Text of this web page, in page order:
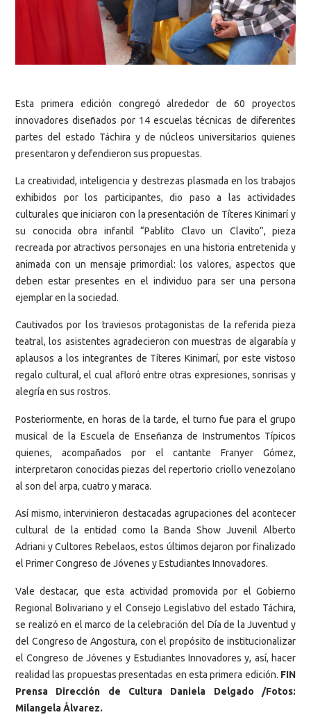
Esta primera edición congregó alrededor de 60 proyectos
innovadores diseñados por 14 escuelas técnicas de diferentes
partes del estado Táchira y de núcleos universitarios quienes
presentaron y defendieron sus propuestas.
La creatividad, inteligencia y destrezas plasmada en los trabajos
exhibidos por los participantes, dio paso a las actividades
culturales que iniciaron con la presentación de Títeres Kinimarí y
su conocida obra infantil “Pablito Clavo un Clavito”, pieza
recreada por atractivos personajes en una historia entretenida y
animada con un mensaje primordial: los valores, aspectos que
deben estar presentes en el individuo para ser una persona
ejemplar en la sociedad.
Cautivados por los traviesos protagonistas de la referida pieza
teatral, los asistentes agradecieron con muestras de algarabía y
aplausos a los integrantes de Títeres Kinimarí, por este vistoso
regalo cultural, el cual afloró entre otras expresiones, sonrisas y
alegría en sus rostros.
Posteriormente, en horas de la tarde, el turno fue para el grupo
musical de la Escuela de Enseñanza de Instrumentos Típicos
quienes, acompañados por el cantante Franyer Gómez,
interpretaron conocidas piezas del repertorio criollo venezolano
al son del arpa, cuatro y maraca.
Así mismo, intervinieron destacadas agrupaciones del acontecer
cultural de la entidad como la Banda Show Juvenil Alberto
Adriani y Cultores Rebelaos, estos últimos dejaron por finalizado
el Primer Congreso de Jóvenes y Estudiantes Innovadores.
Vale destacar, que esta actividad promovida por el Gobierno
Regional Bolivariano y el Consejo Legislativo del estado Táchira,
se realizó en el marco de la celebración del Día de la Juventud y
del Congreso de Angostura, con el propósito de institucionalizar
el Congreso de Jóvenes y Estudiantes Innovadores y, así, hacer
realidad las propuestas presentadas en esta primera edición. FIN
Prensa Dirección de Cultura Daniela Delgado /Fotos:
Milangela Álvarez.